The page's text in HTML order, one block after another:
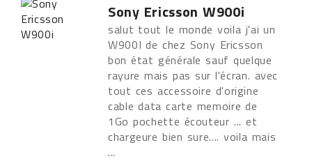
Sony Ericsson W900i
salut tout le monde voila j'ai un
W900I de chez Sony Ericsson
bon état générale sauf quelque
rayure mais pas sur l'écran. avec
tout ces accessoire d'origine
cable data carte memoire de
1Go pochette écouteur ... et
chargeure bien sure.... voila mais
...